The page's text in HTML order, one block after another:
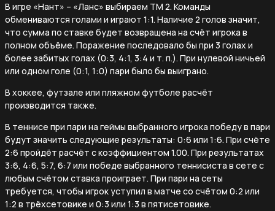
В игре «Нант» – «Ланс» выбираем ТМ 2. Команды
обмениваются голами и играют 1:1. Наличие 2 голов значит,
что сумма по ставке будет возвращена на счёт игрока в
полном объёме. Поражение последовало бы при 3 голах и
более забитых голах (0:3, 4:1, 3:4 и т. п.). При нулевой ничьей
или одном голе (0:1, 1:0) пари было бы выиграно.
В хоккее, футзале или пляжном футболе расчёт
производится также.
В теннисе при пари на геймы выбранного игрока победу в пари
будут значить следующие результаты: 0:6 или 1:6. При счёте
2:6 пройдёт расчёт с коэффициентом 1.00. При результатах
3:6, 4:6, 5:7, 6:7 или победе выбранного теннисиста в сете с
любым счётом ставка проиграет. При пари на сеты
требуется, чтобы игрок уступил в матче со счётом 0:2 или
1:2 в трёхсетовике и 0:3 или 1:3 в пятисетовике.